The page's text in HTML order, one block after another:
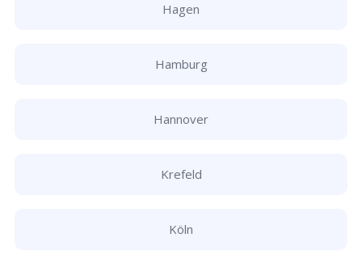
Hagen
Hamburg
Hannover
Krefeld
Köln